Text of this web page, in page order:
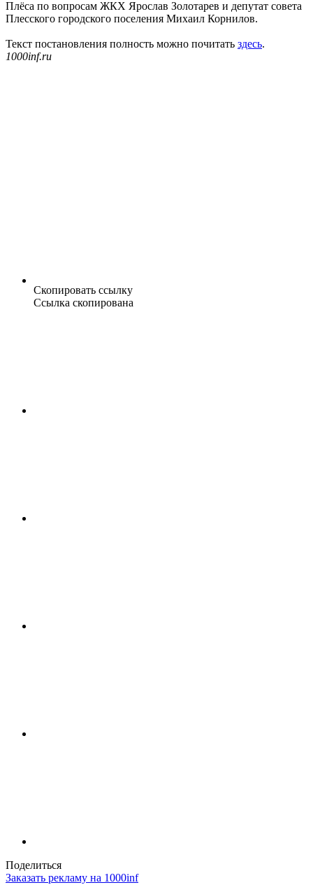
Плёса по вопросам ЖКХ Ярослав Золотарев и депутат совета
Плесского городского поселения Михаил Корнилов.
Текст постановления полность можно почитать здесь.
1000inf.ru
Скопировать ссылку
Ссылка скопирована
Поделиться
Заказать рекламу на 1000inf